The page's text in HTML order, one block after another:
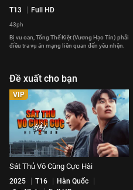
T13 Full HD
43ph
Bị vu oan, Tống Thế Kiệt (Vương Hạo Tín) phải
điều tra vụ án mạng liên quan đến yêu nhện.
Đề xuất cho bạn
VIP
Sát Thủ Vô Cùng Cực Hài
2025 T16
Hàn Quốc